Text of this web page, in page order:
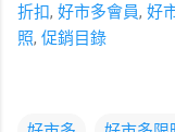
折扣, 好市多會員, 好
照, 促銷目錄